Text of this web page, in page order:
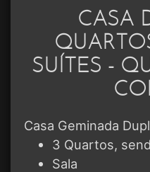
CASA
SUÍTES -
Casa Geminada
3 Quartos,
Sala